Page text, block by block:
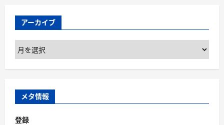
アーカイブ
ア
ー
カ
ブ
メタ情報
登録